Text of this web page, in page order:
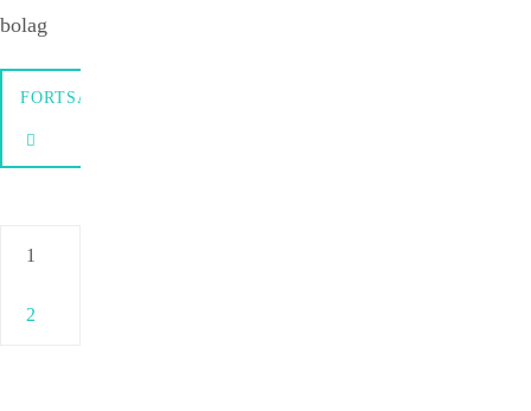
bolag
FORTSÄTTNING
1
2